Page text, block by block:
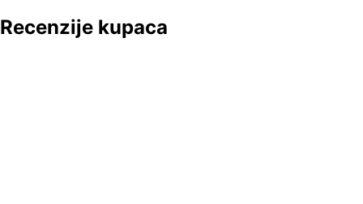
Recenzije kupaca